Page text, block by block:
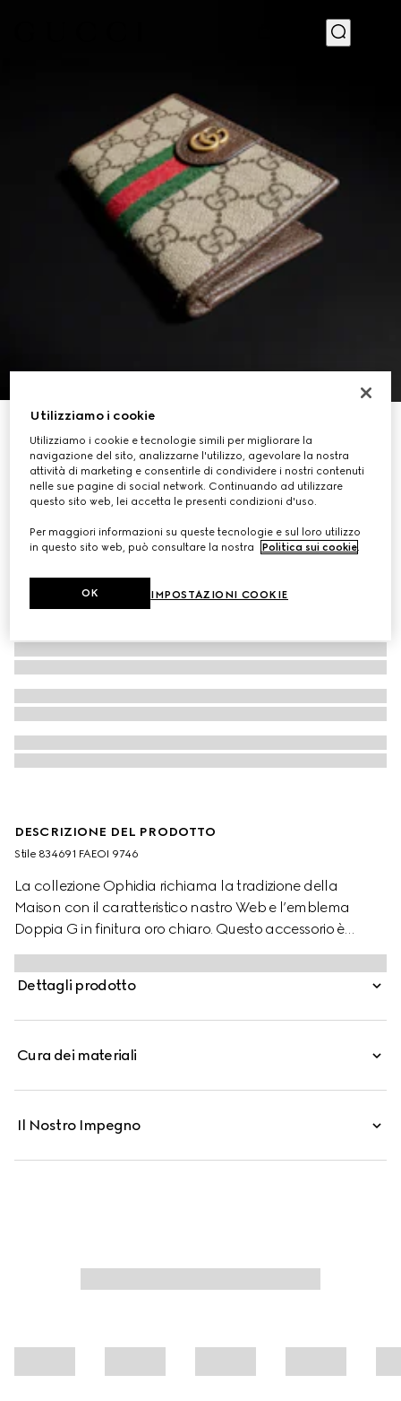
Personalizza con le iniziali
Portacarte lungo Ophidia
CHF 360
DESCRIZIONE DEL PRODOTTO
Stile ‎834691 FAEOI 9746
La collezione Ophidia richiama la tradizione della
Maison con il caratteristico nastro Web e l’emblema
Doppia G in finitura oro chiaro. Questo accessorio è
proposto in tessuto rivestito con monogramma GG.
Dettagli prodotto
Cura dei materiali
Il Nostro Impegno
Utilizziamo i cookie
Utilizziamo i cookie e tecnologie simili per migliorare la
navigazione del sito, analizzarne l'utilizzo, agevolare la nostra
attività di marketing e consentirle di condividere i nostri contenuti
nelle sue pagine di social network. Continuando ad utilizzare
questo sito web, lei accetta le presenti condizioni d'uso.
Per maggiori informazioni su queste tecnologie e sul loro utilizzo
in questo sito web, può consultare la nostra
Politica sui cookie.
IMPOSTAZIONI COOKIE
OK